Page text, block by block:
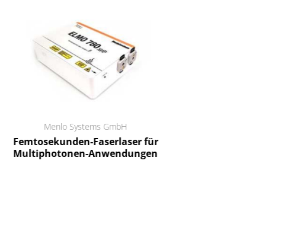
Menlo Systems GmbH
Femtosekunden-Faserlaser für
Multiphotonen-Anwendungen